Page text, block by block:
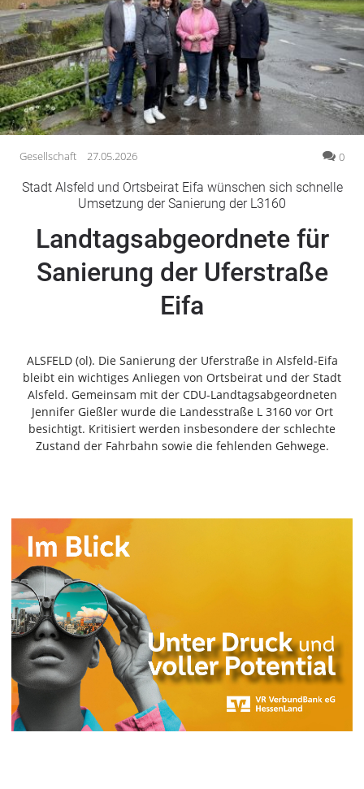
Gesundheit
Kultur
Lifestyle
Wirtschaft
Vogelsberg
Alsfeld
Lauterbach
Romrod
Homberg
Ohm
Feldatal
Freiensteinau
Gemünden
Grebenau
Grebenhain
Mücke
Schwalmtal
Ulrichstein
Wartenberg
Schwalm
Fulda
Gießen
Impressum
Gesellschaft 27.05.2026 0
Stadt Alsfeld und Ortsbeirat Eifa wünschen sich schnelle
Umsetzung der Sanierung der L3160
Landtagsabgeordnete für
Sanierung der Uferstraße
Eifa
ALSFELD (ol). Die Sanierung der Uferstraße in Alsfeld-Eifa
bleibt ein wichtiges Anliegen von Ortsbeirat und der Stadt
Alsfeld. Gemeinsam mit der CDU-Landtagsabgeordneten
Jennifer Gießler wurde die Landesstraße L 3160 vor Ort
besichtigt. Kritisiert werden insbesondere der schlechte
Zustand der Fahrbahn sowie die fehlenden Gehwege.